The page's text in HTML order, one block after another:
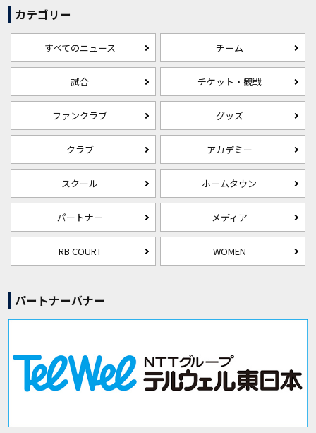
カテゴリー
すべてのニュース チーム
試合 チケット・観戦
ファンクラブ グッズ
クラブ アカデミー
スクール ホームタウン
パートナー メディア
RB COURT WOMEN
パートナーバナー